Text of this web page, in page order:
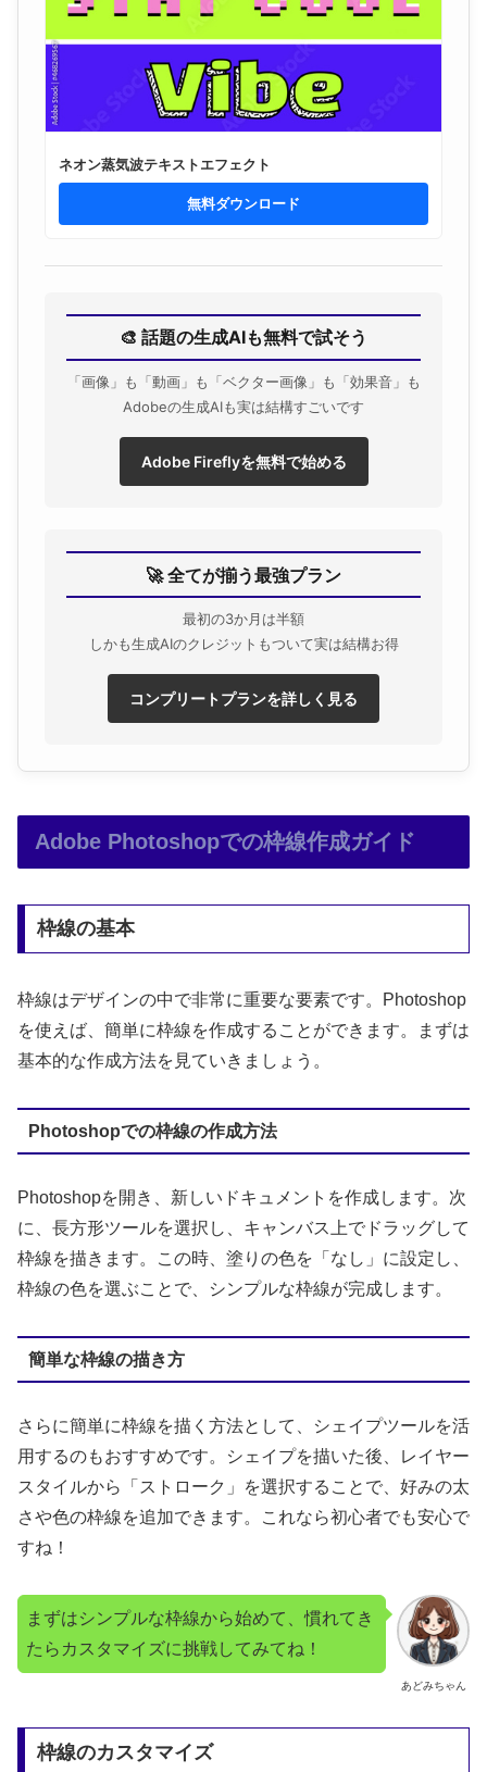
ネオン蒸気波テキストエフェクト
無料ダウンロード
🎨 話題の生成AIも無料で試そう
「画像」も「動画」も「ベクター画像」も「効果音」も
Adobeの生成AIも実は結構すごいです
Adobe Fireflyを無料で始める
🚀 全てが揃う最強プラン
最初の3か月は半額
しかも生成AIのクレジットもついて実は結構お得
コンプリートプランを詳しく見る
Adobe Photoshopでの枠線作成ガイド
枠線の基本
枠線はデザインの中で非常に重要な要素です。Photoshop
を使えば、簡単に枠線を作成することができます。まずは
基本的な作成方法を見ていきましょう。
Photoshopでの枠線の作成方法
Photoshopを開き、新しいドキュメントを作成します。次
に、長方形ツールを選択し、キャンバス上でドラッグして
枠線を描きます。この時、塗りの色を「なし」に設定し、
枠線の色を選ぶことで、シンプルな枠線が完成します。
簡単な枠線の描き方
さらに簡単に枠線を描く方法として、シェイプツールを活
用するのもおすすめです。シェイプを描いた後、レイヤー
スタイルから「ストローク」を選択することで、好みの太
さや色の枠線を追加できます。これなら初心者でも安心で
すね！
あどみちゃん
まずはシンプルな枠線から始めて、慣れてき
たらカスタマイズに挑戦してみてね！
枠線のカスタマイズ